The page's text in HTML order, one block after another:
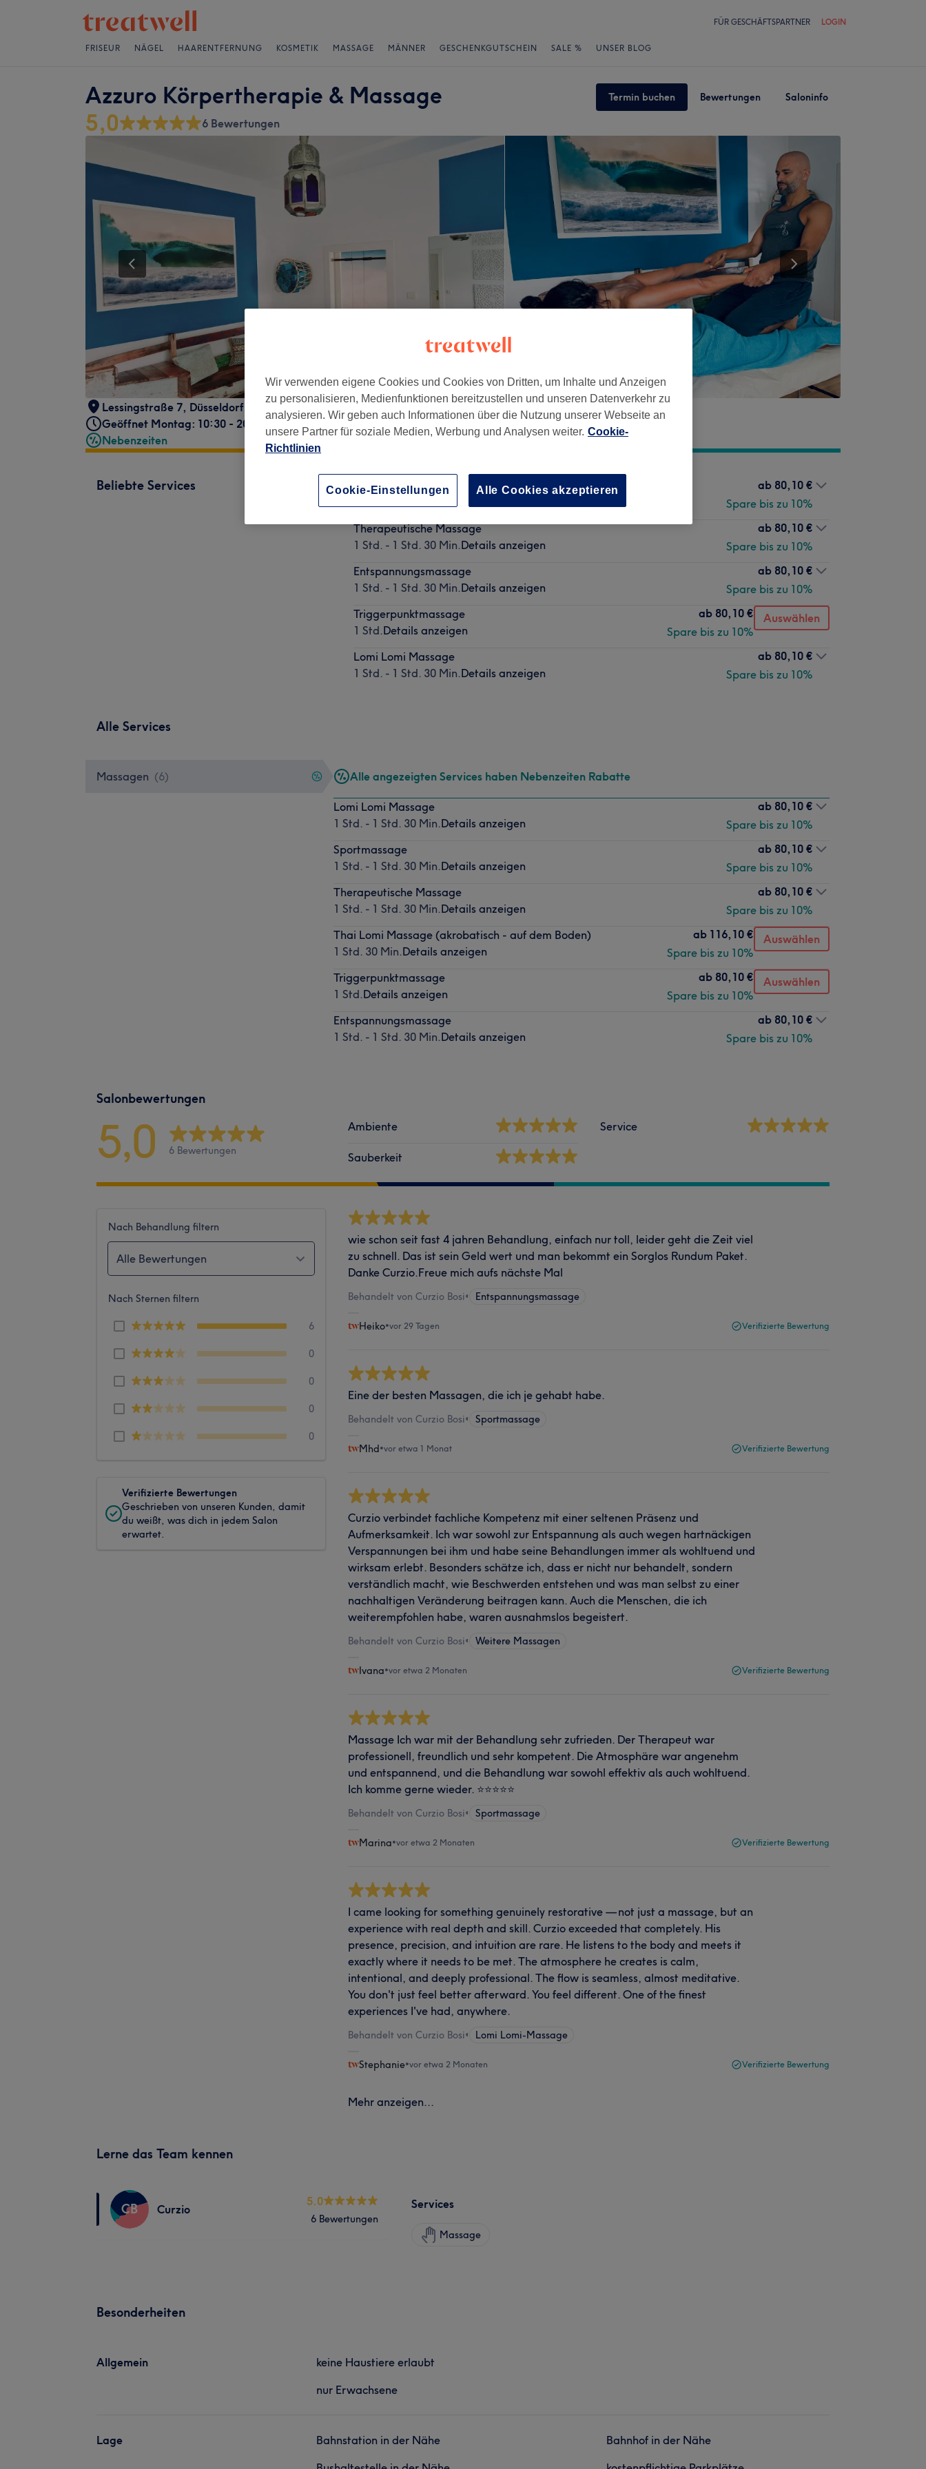
FÜR GESCHÄFTSPARTNER LOGIN
FRISEUR NÄGEL HAARENTFERNUNG KOSMETIK MASSAGE MÄNNER GESCHENKGUTSCHEIN SALE % UNSER BLOG
Azzuro Körpertherapie & Massage Termin buchen Bewertungen Saloninfo
5,0 6 Bewertungen
Lessingstraße 7, Düsseldorf
40227
Geöffnet Montag: 10:30 - 20:00
Nebenzeiten
Beliebte Services
Sportmassage
ab 80,10 €
Spare bis zu 10%
Therapeutische Massage
1 Std. - 1 Std. 30 Min.Details anzeigen
ab 80,10 €
Spare bis zu 10%
Entspannungsmassage
1 Std. - 1 Std. 30 Min.Details anzeigen
ab 80,10 €
Spare bis zu 10%
Triggerpunktmassage
1 Std.Details anzeigen
ab 80,10 €
Spare bis zu 10%
Auswählen
Lomi Lomi Massage
1 Std. - 1 Std. 30 Min.Details anzeigen
ab 80,10 €
Spare bis zu 10%
Alle Services
Massagen (6) Alle angezeigten Services haben Nebenzeiten Rabatte
Lomi Lomi Massage
1 Std. - 1 Std. 30 Min.Details anzeigen
ab 80,10 €
Spare bis zu 10%
Sportmassage
1 Std. - 1 Std. 30 Min.Details anzeigen
ab 80,10 €
Spare bis zu 10%
Therapeutische Massage
1 Std. - 1 Std. 30 Min.Details anzeigen
ab 80,10 €
Spare bis zu 10%
Thai Lomi Massage (akrobatisch - auf dem Boden)
1 Std. 30 Min.Details anzeigen
ab 116,10 €
Spare bis zu 10%
Auswählen
Triggerpunktmassage
1 Std.Details anzeigen
ab 80,10 €
Spare bis zu 10%
Auswählen
Entspannungsmassage
1 Std. - 1 Std. 30 Min.Details anzeigen
ab 80,10 €
Spare bis zu 10%
Salonbewertungen
5,0 6 Bewertungen
Ambiente
Sauberkeit
Service
Nach Behandlung filtern
Alle Bewertungen
Nach Sternen filtern
6
0
0
0
0
Verifizierte Bewertungen
Geschrieben von unseren Kunden, damit
du weißt, was dich in jedem Salon
erwartet.
wie schon seit fast 4 jahren Behandlung, einfach nur toll, leider geht die Zeit viel
zu schnell. Das ist sein Geld wert und man bekommt ein Sorglos Rundum Paket.
Danke Curzio.Freue mich aufs nächste Mal
Behandelt von Curzio Bosi• Entspannungsmassage
Heiko•vor 29 Tagen Verifizierte Bewertung
Eine der besten Massagen, die ich je gehabt habe.
Behandelt von Curzio Bosi• Sportmassage
Mhd•vor etwa 1 Monat Verifizierte Bewertung
Curzio verbindet fachliche Kompetenz mit einer seltenen Präsenz und
Aufmerksamkeit. Ich war sowohl zur Entspannung als auch wegen hartnäckigen
Verspannungen bei ihm und habe seine Behandlungen immer als wohltuend und
wirksam erlebt. Besonders schätze ich, dass er nicht nur behandelt, sondern
verständlich macht, wie Beschwerden entstehen und was man selbst zu einer
nachhaltigen Veränderung beitragen kann. Auch die Menschen, die ich
weiterempfohlen habe, waren ausnahmslos begeistert.
Behandelt von Curzio Bosi• Weitere Massagen
Ivana•vor etwa 2 Monaten Verifizierte Bewertung
Massage Ich war mit der Behandlung sehr zufrieden. Der Therapeut war
professionell, freundlich und sehr kompetent. Die Atmosphäre war angenehm
und entspannend, und die Behandlung war sowohl effektiv als auch wohltuend.
Ich komme gerne wieder. ⭐⭐⭐⭐⭐
Behandelt von Curzio Bosi• Sportmassage
Marina•vor etwa 2 Monaten Verifizierte Bewertung
I came looking for something genuinely restorative — not just a massage, but an
experience with real depth and skill. Curzio exceeded that completely. His
presence, precision, and intuition are rare. He listens to the body and meets it
exactly where it needs to be met. The atmosphere he creates is calm,
intentional, and deeply professional. The flow is seamless, almost meditative.
You don't just feel better afterward. You feel different. One of the finest
experiences I've had, anywhere.
Behandelt von Curzio Bosi• Lomi Lomi-Massage
Stephanie•vor etwa 2 Monaten Verifizierte Bewertung
Mehr anzeigen...
Lerne das Team kennen
CB Curzio
5.0
6 Bewertungen
Services
Massage
Besonderheiten
Allgemein
keine Haustiere erlaubt
nur Erwachsene
Lage
Bahnstation in der Nähe
Bahnhof in der Nähe
Wir verwenden eigene Cookies und Cookies von Dritten, um Inhalte und Anzeigen
zu personalisieren, Medienfunktionen bereitzustellen und unseren Datenverkehr zu
analysieren. Wir geben auch Informationen über die Nutzung unserer Webseite an
unsere Partner für soziale Medien, Werbung und Analysen weiter. Cookie-
Richtlinien
Cookie-Einstellungen Alle Cookies akzeptieren